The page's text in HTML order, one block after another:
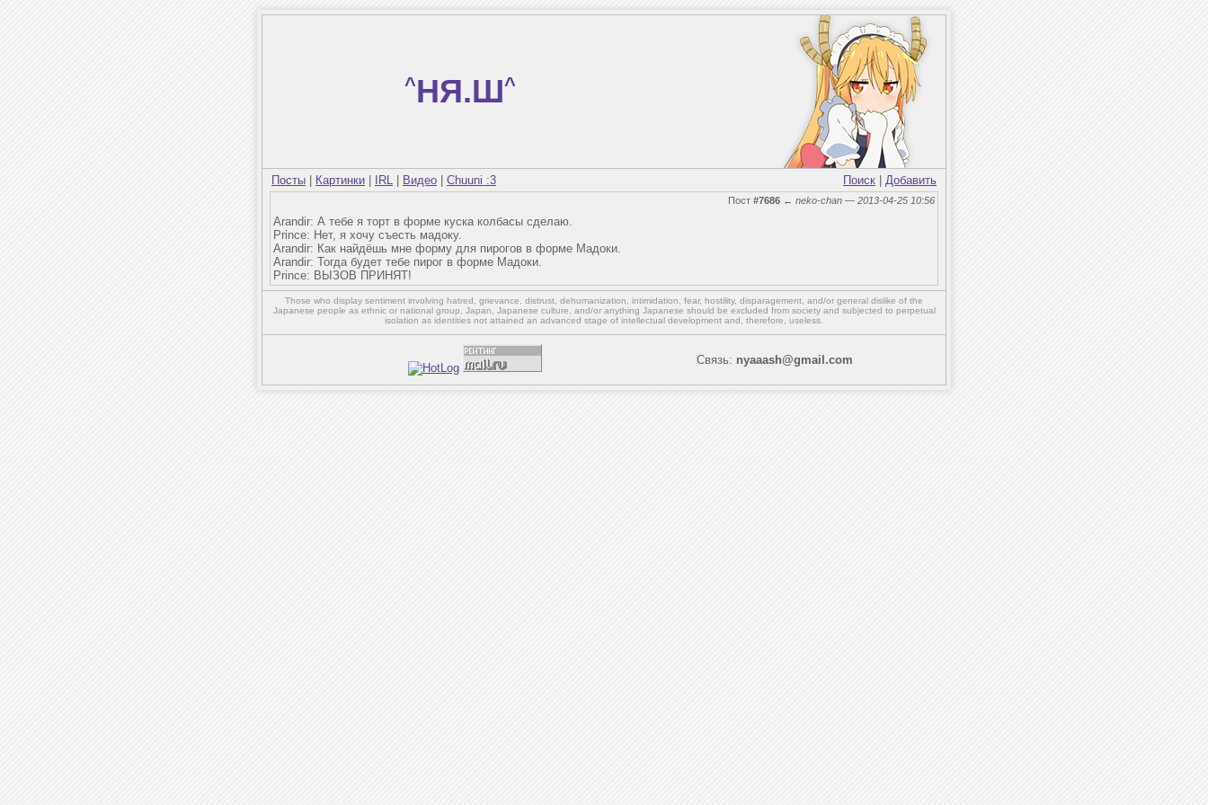
^НЯ.Ш^
Посты Картинки IRL Видео Chuuni :3 Поиск Добавить
Пост #7686 ← neko-chan — 2013-04-25 10:56
Arandir: А тебе я торт в форме куска колбасы сделаю.
Prince: Нет, я хочу съесть мадоку.
Arandir: Как найдёшь мне форму для пирогов в форме Мадоки.
Arandir: Тогда будет тебе пирог в форме Мадоки.
Prince: ВЫЗОВ ПРИНЯТ!
Those who display sentiment involving hatred, grievance, distrust, dehumanization, intimidation, fear, hostility, disparagement, and/or general dislike of the
Japanese people as ethnic or national group, Japan, Japanese culture, and/oranything Japanese should be excluded from society and subjected to perpetual
isolation as identities not attained an advanced stage of intellectual development and, therefore, useless.
Связь: nyaaash@gmail.com